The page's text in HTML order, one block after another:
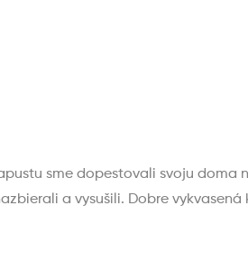
sme dopestovali svoju
a vysušili. Dobre